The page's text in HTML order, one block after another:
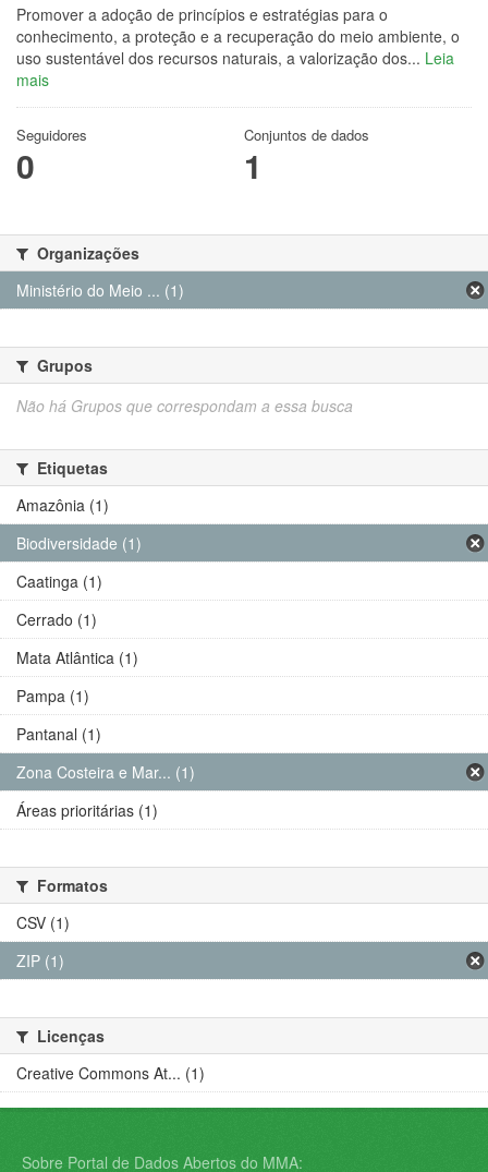
Promover a adoção de princípios e estratégias para o
conhecimento, a proteção e a recuperação do meio ambiente, o
uso sustentável dos recursos naturais, a valorização dos... Leia
mais
Seguidores
0
Conjuntos de dados
1
Organizações
Ministério do Meio ... (1)
Grupos
Não há Grupos que correspondam a essa busca
Etiquetas
Amazônia (1)
Biodiversidade (1)
Caatinga (1)
Cerrado (1)
Mata Atlântica (1)
Pampa (1)
Pantanal (1)
Zona Costeira e Mar... (1)
Áreas prioritárias (1)
Formatos
CSV (1)
ZIP (1)
Licenças
Creative Commons At... (1)
Sobre Portal de Dados Abertos do MMA: